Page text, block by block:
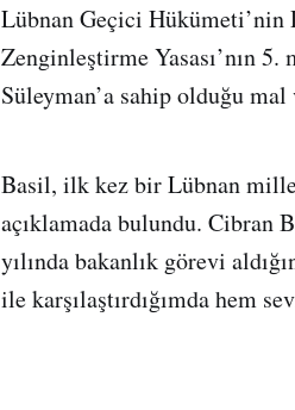
Lübnan Geçici Hükümeti’nin
Zenginleştirme Yasası’nın
Süleyman’a sahip olduğu mal
Basil, ilk kez bir Lübnan
açıklamada bulundu. Cibran
yılında bakanlık görevi
ile karşılaştırdığımda hem